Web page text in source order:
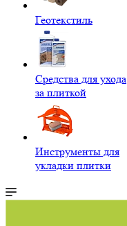
Геотекстиль
Средства для ухода
за плиткой
Инструменты для
укладки плитки